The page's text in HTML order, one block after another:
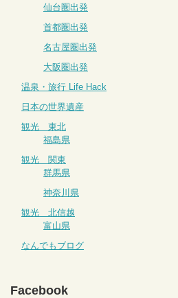
仙台圏出発
首都圏出発
名古屋圏出発
大阪圏出発
温泉・旅行 Life Hack
日本の世界遺産
観光 東北
福島県
観光 関東
群馬県
神奈川県
観光 北信越
富山県
なんでもブログ
Facebook